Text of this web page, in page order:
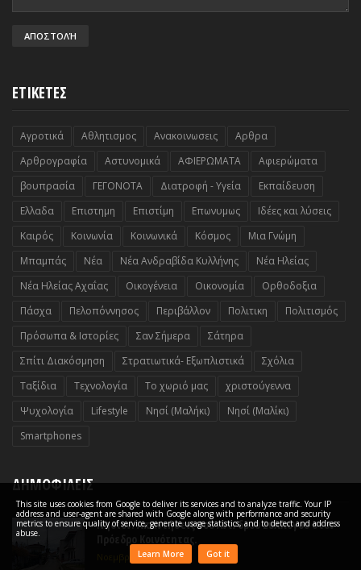
ΕΤΙΚΕΤΕΣ
Αγροτικά Αθλητισμος Ανακοινωσεις
Αρθρα
Αρθρογραφία
Αστυνομικά ΑΦΙΕΡΩΜΑΤΑ
Αφιερώματα
βουπρασία
ΓΕΓΟΝΟΤΑ Διατροφή - Υγεία
Εκπαίδευση
Ελλαδα
Επιστημη Επιστίμη Επωνυμως
Ιδέες και λύσεις
Καιρός
Κοινωνία Κοινωνικά Κόσμος
Μια Γνώμη
Μπαμπάς
Νέα Νέα Ανδραβίδα Κυλλήνης
Νέα Ηλείας
Νέα Ηλείας Αχαΐας
Οικογένεια Οικονομία
Ορθοδοξια
Πάσχα
Πελοπόννησος Περιβάλλον Πολιτικη
Πολιτισμός
Πρόσωπα & Ιστορίες
Σαν Σήμερα
Σάτηρα
Σπίτι Διακόσμηση
Στρατιωτικά- Εξωπλιστικά
Σχόλια
Ταξίδια
Τεχνολογία Το χωριό μας
χριστούγεννα
Ψυχολογία
Lifestyle Nησί (Μαλήκι)
Nησί (Μαλίκι)
Smartphones
ΔΗΜΟΦΙΛΕΙΣ
Νησίον: Απαντήσεις του Αντ/δρου Συλλόγου στον
Νοεμβρίου 17, 2021
This site uses cookies from Google to deliver its services and to analyze traffic. Your IP
address and user-agent are shared with Google along with performance and security
metrics to ensure quality of service, generate usage statistics, and to detect and address
abuse.
Learn More
Got it